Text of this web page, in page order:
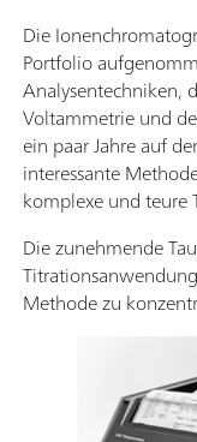
Die
Portfolio
Analysentechniken,
Voltammetrie und
ein paar Jahre auf
interessante
komplexe und teure
Die zunehmende
Methode zu